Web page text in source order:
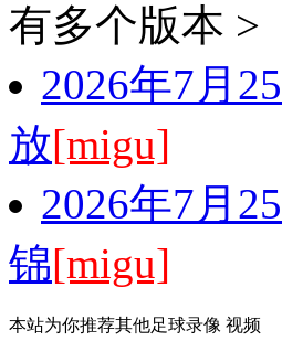
有多个版本 >
2026年7月
放[migu]
2026年7月
锦[migu]
本站为你推荐其他足球录像 视频